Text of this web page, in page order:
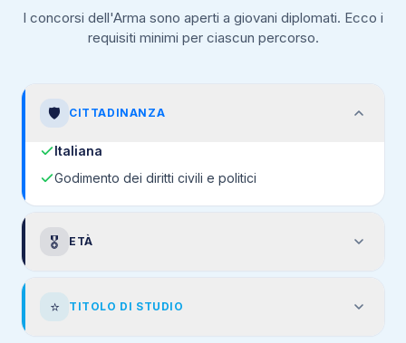
I concorsi dell'Arma sono aperti a giovani diplomati. Ecco i
requisiti minimi per ciascun percorso.
🛡️ CITTADINANZA
Italiana
Godimento dei diritti civili e politici
🎖️ ETÀ
⭐ TITOLO DI STUDIO